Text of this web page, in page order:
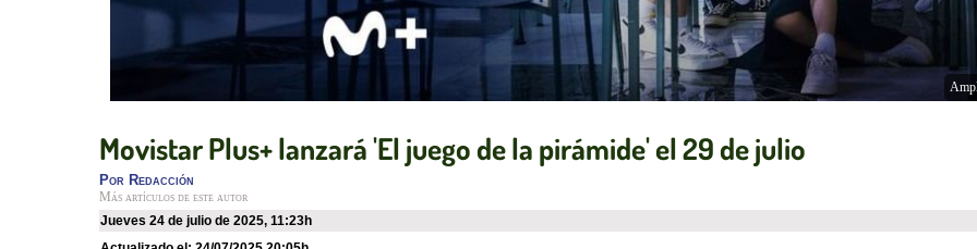
Movistar Plus+ lanzará 'El juego de la pirámide' el 29 de julio
Por Redacción
Más artículos de este autor
jueves 24 de julio de 2025, 11:23h